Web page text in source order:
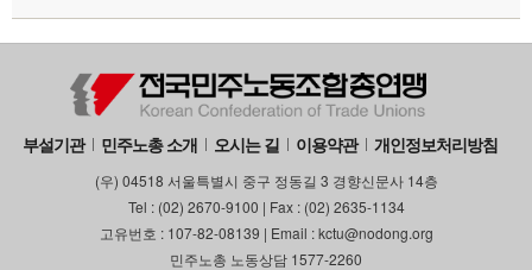
부설기관 민주노총 소개 오시는 길 이용약관 개인정보처리방침
(우) 04518 서울특별시 중구 정동길 3 경향신문사 14층
Tel : (02) 2670-9100 | Fax : (02) 2635-1134
고유번호 : 107-82-08139 | Email : kctu@nodong.org
민주노총 노동상담 1577-2260